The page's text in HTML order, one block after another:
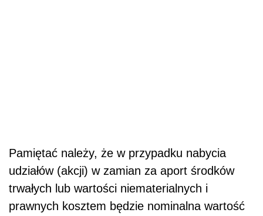
Pamiętać należy, że w przypadku nabycia
udziałów (akcji) w zamian za aport środków
trwałych lub wartości niematerialnych i
prawnych kosztem będzie nominalna wartość